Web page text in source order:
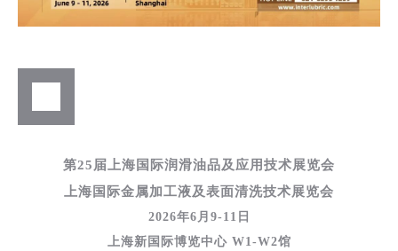
第25届上海国际润滑油品及应用技术展览会
上海国际金属加工液及表面清洗技术展览会
2026年6月9-11日
上海新国际博览中心 W1-W2馆